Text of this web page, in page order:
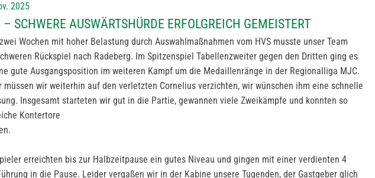
2025
SCHWERE AUSWÄRTSHÜRDE ERFOLGREICH GEMEISTERT
Wochen mit hoher Belastung durch Auswahlmaßnahmen vom HVS musste unser Team
Rückspiel nach Radeberg. Im Spitzenspiel Tabellenzweiter gegen den Dritten ging es
gute Ausgangsposition im weiteren Kampf um die Medaillenränge in der Regionalliga MJC.
müssen wir weiterhin auf den verletzten Cornelius verzichten, wir wünschen ihm eine schnelle
Insgesamt starteten wir gut in die Partie, gewannen viele Zweikämpfe und konnten so
Kontertore
erreichten bis zur Halbzeitpause ein gutes Niveau und gingen mit einer verdienten 4
in die Pause. Leider vergaßen wir in der Kabine unsere Tugenden, der Gastgeber glich